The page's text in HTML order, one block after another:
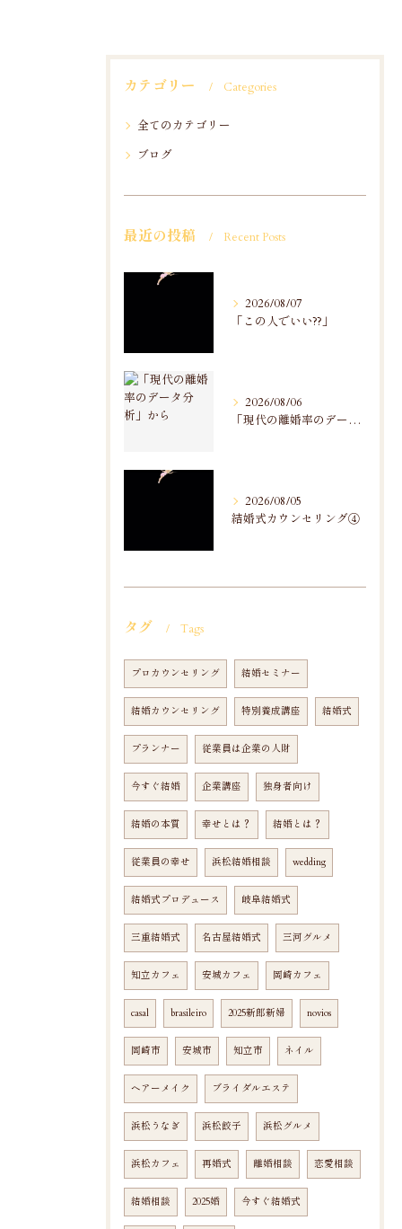
カテゴリー Categories
全てのカテゴリー
ブログ
最近の投稿 Recent Posts
2026/08/07
「この人でいい??」
2026/08/06
「現代の離婚率のデータ分析」から
2026/08/05
結婚式カウンセリング④
タグ Tags
プロカウンセリング 結婚セミナー
結婚カウンセリング 特別養成講座 結婚式
プランナー 従業員は企業の人財
今すぐ結婚 企業講座 独身者向け
結婚の本質 幸せとは？ 結婚とは？
従業員の幸せ 浜松結婚相談 wedding
結婚式プロデュース 岐阜結婚式
三重結婚式 名古屋結婚式 三河グルメ
知立カフェ 安城カフェ 岡崎カフェ
casal brasileiro 2025新郎新婦 novios
岡崎市 安城市 知立市 ネイル
ヘアーメイク ブライダルエステ
浜松うなぎ 浜松餃子 浜松グルメ
浜松カフェ 再婚式 離婚相談 恋愛相談
結婚相談 2025婚 今すぐ結婚式